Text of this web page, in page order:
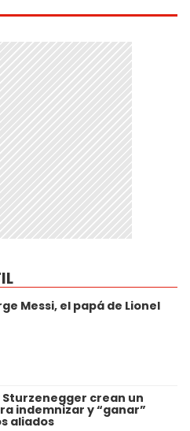
Messi, el papá de Lionel
Sturzenegger crean un
indemnizar y “ganar”
aliados